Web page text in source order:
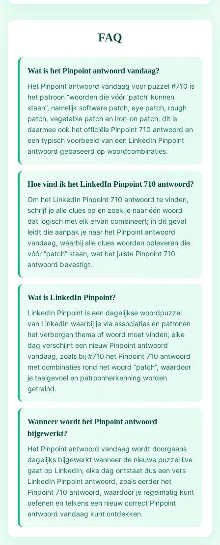
FAQ
Wat is het Pinpoint antwoord vandaag?
Het Pinpoint antwoord vandaag voor puzzel #710 is
het patroon “woorden die vóór ‘patch’ kunnen
staan”, namelijk software patch, eye patch, rough
patch, vegetable patch en iron-on patch; dit is
daarmee ook het officiële Pinpoint 710 antwoord en
een typisch voorbeeld van een LinkedIn Pinpoint
antwoord gebaseerd op woordcombinaties.
Hoe vind ik het LinkedIn Pinpoint 710 antwoord?
Om het LinkedIn Pinpoint 710 antwoord te vinden,
schrijf je alle clues op en zoek je naar één woord
dat logisch met elk ervan combineert; in dit geval
leidt die aanpak je naar het Pinpoint antwoord
vandaag, waarbij alle clues woorden opleveren die
vóór “patch” staan, wat het juiste Pinpoint 710
antwoord bevestigt.
Wat is LinkedIn Pinpoint?
LinkedIn Pinpoint is een dagelijkse woordpuzzel
van LinkedIn waarbij je via associaties en patronen
het verborgen thema of woord moet vinden; elke
dag verschijnt een nieuw Pinpoint antwoord
vandaag, zoals bij #710 het Pinpoint 710 antwoord
met combinaties rond het woord “patch”, waardoor
je taalgevoel en patroonherkenning worden
getraind.
Wanneer wordt het Pinpoint antwoord
bijgewerkt?
Het Pinpoint antwoord vandaag wordt doorgaans
dagelijks bijgewerkt wanneer de nieuwe puzzel live
gaat op LinkedIn; elke dag ontstaat dus een vers
LinkedIn Pinpoint antwoord, zoals eerder het
Pinpoint 710 antwoord, waardoor je regelmatig kunt
oefenen en telkens een nieuw correct Pinpoint
antwoord vandaag kunt ontdekken.